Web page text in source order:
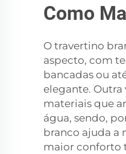
Como
O travertino
aspecto, com
bancadas ou
elegante.
materiais que
água, sendo,
branco ajuda a
maior conforto